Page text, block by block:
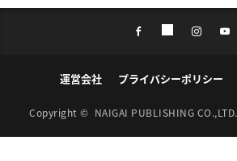
運営会社 プライバシーポリシー
Copyright © NAIGAI PUBLISHING CO.,LTD.